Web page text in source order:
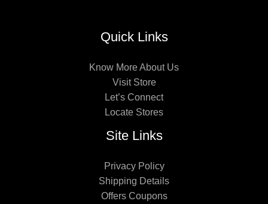
Quick Links
Know More About Us
Visit Store
Let’s Connect
Locate Stores
Site Links
Privacy Policy
Shipping Details
Offers Coupons